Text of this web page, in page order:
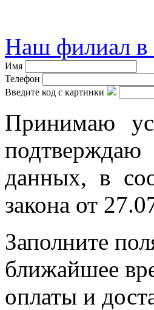
Наш филиал
Имя
Телефон
Введите код с картинки
Принимаю
данных, в
закона от
Заполните
ближайшее
оплаты и